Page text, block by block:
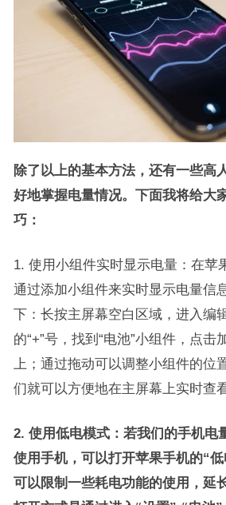
除了以上的基本方法，还有一些高
好地掌握电量情况。下面我将给大
巧：
1. 使用小组件实时显示电量：在苹
通过添加小组件来实时显示电量信
下：长按主屏幕空白区域，进入编
的“+”号，找到“电池”小组件，点击
上；通过拖动可以调整小组件的位
们就可以方便地在主屏幕上实时查
2. 使用低电模式：若我们的手机电
使用手机，可以打开苹果手机的“
可以限制一些耗电功能的使用，延